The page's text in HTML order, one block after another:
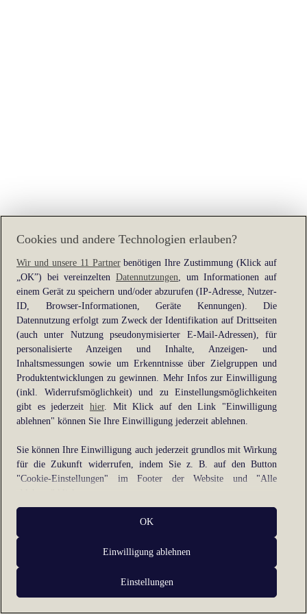
Application error: aclient-side exception has occurred while
loadingwww.heine.at(see the browser consolefor more
information).
Cookies und andere Technologien erlauben?
Wir und unsere 11 Partnerbenötigen Ihre Zustimmung (Klick auf
„OK”) bei vereinzelten Datennutzungen , um Informationen auf
einem Gerät zu speichern und/oder abzurufen (IP-Adresse, Nutzer-
ID, Browser-Informationen, Geräte Kennungen). Die
Datennutzung erfolgt zum Zweck der Identifikation auf Drittseiten
(auch unter Nutzung pseudonymisierter E-Mail-Adressen), für
personalisierte Anzeigen und Inhalte, Anzeigen- und
Inhaltsmessungen sowie um Erkenntnisse über Zielgruppen und
Produktentwicklungen zu gewinnen. Mehr Infos zur Einwilligung
(inkl. Widerrufsmöglichkeit) und zu Einstellungsmöglichkeiten
gibt es jederzeit hier. Mit Klick auf den Link "Einwilligung
ablehnen" können Sie Ihre Einwilligung jederzeit ablehnen.
Sie können Ihre Einwilligung auch jederzeit grundlos mit Wirkung
für die Zukunft widerrufen, indem Sie z. B. auf den Button
"Cookie-Einstellungen" im Footer der Website und "Alle
Wir arbeiten mit Partnern zusammen, die von Ihrem Endgerät
abgerufene Daten (Trackingdaten) oder die von uns übermittelten
pseudonymisierten Daten zur Aussteuerung unserer Werbung sowie
zu eigenen Zwecken (z.B. Profilbildungen) / zu Zwecken Dritter
verarbeiten. Vor diesem Hintergrund erfordert nicht nur die
Erhebung der Trackingdaten bzw. die Übermittlung Ihrer
Einstellungen
Einwilligung ablehnen
OK